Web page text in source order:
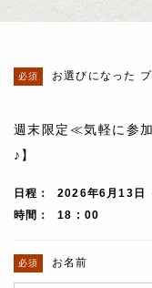
お選びになった
週末限定≪気軽に参
♪】
日程
2026年6月13日
時間
18 : 00
お名前